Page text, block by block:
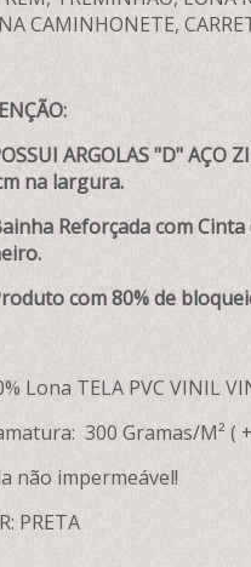
CAMINHONETE,
ARGOLAS "D" AÇO
na largura.
Reforçada com
com 80% de
Lona TELA PVC VINIL
300 Gramas/M² (
não impermeável!
PRETA